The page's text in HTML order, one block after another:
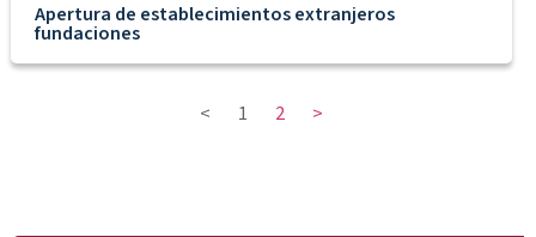
Apertura de establecimientos extranjeros
fundaciones
< 1 2 >